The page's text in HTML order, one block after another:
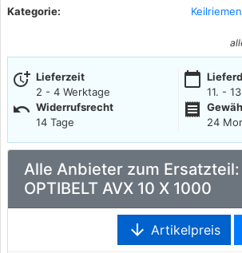
Kategorie:
Keilriemen
more_time Lieferzeit
2 - 4 Werktage
calendar_today
11. -
undo Widerrufsrecht
14 Tage
receipt
24
Alle Anbieter zum
OPTIBELT AVX 10 X 1000
arrow_downward Artikelpreis